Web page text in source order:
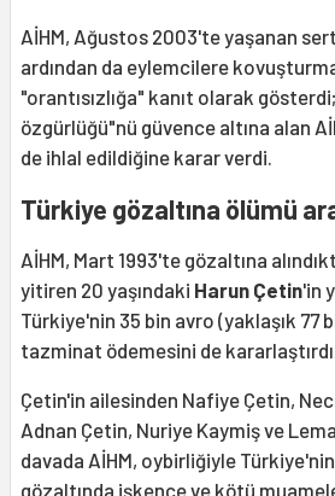
AİHM, Ağustos 2003'te yaşanan
ardından da eylemcilere kovuşturma
"orantısızlığa" kanıt olarak
özgürlüğü"nü güvence altına alan
de ihlal edildiğine karar verdi.
Türkiye gözaltına ölümü
AİHM, Mart 1993'te gözaltına
yitiren 20 yaşındaki Harun Çetin'in
Türkiye'nin 35 bin avro (yaklaşık 77
tazminat ödemesini de
Çetin'in ailesinden Nafiye Çetin,
Adnan Çetin, Nuriye Kaymiş ve
davada AİHM, oybirliğiyle
gözaltında işkence ve kötü